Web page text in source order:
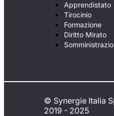
Apprendistato
Tirocinio
Formazione
Diritto Mirato
© Synergie Italia
2019 - 2025